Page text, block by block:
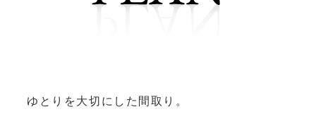
ゆとりを大切にした間取り。